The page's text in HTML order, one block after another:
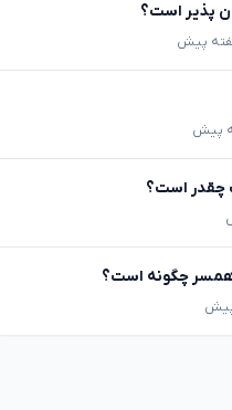
پذیر است؟
چقدر است؟
همسر چگونه است؟